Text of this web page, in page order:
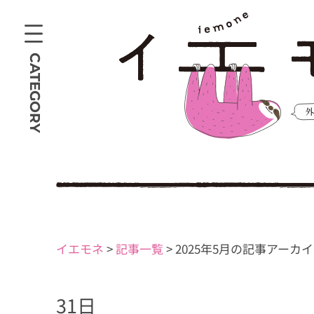
CATEGORY
イエモネ >記事一覧>2025年5月の記事アーカ
31日